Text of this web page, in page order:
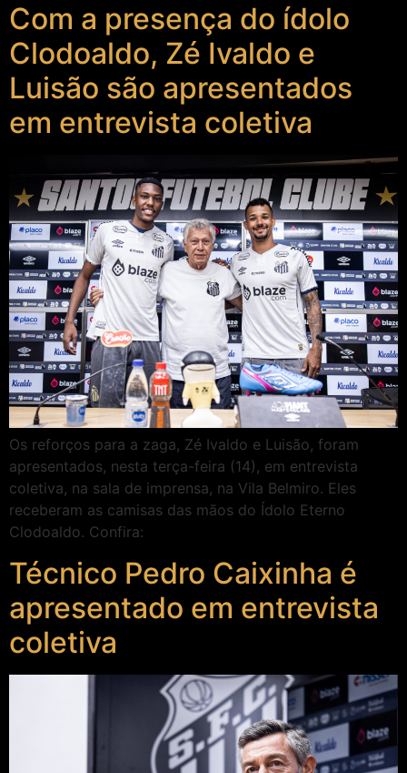
Com a presença do ídolo
Clodoaldo, Zé Ivaldo e
Luisão são apresentados
em entrevista coletiva
Os reforços para a zaga, Zé Ivaldo e Luisão, foram
apresentados, nesta terça-feira (14), em entrevista
coletiva, na sala de imprensa, na Vila Belmiro. Eles
receberam as camisas das mãos do Ídolo Eterno
Clodoaldo. Confira:
Técnico Pedro Caixinha é
apresentado em entrevista
coletiva